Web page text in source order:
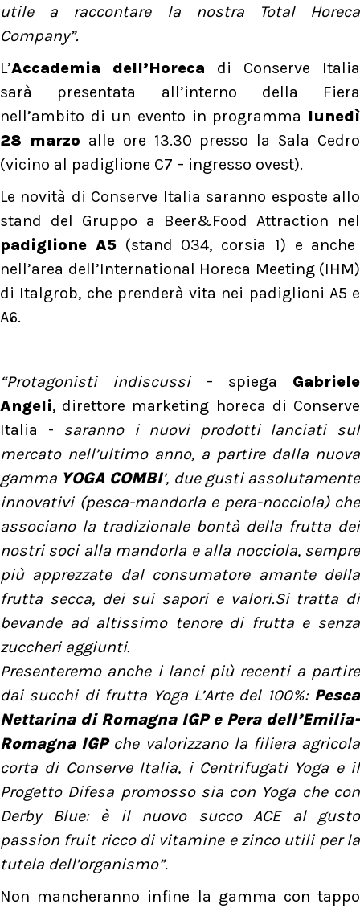
utile a raccontare la nostra Total Horeca
Company”.
L’Accademia dell’Horeca di Conserve Italia
sarà presentata all’interno della Fiera
nell’ambito di un evento in programma lunedì
28 marzo alle ore 13.30 presso la Sala Cedro
(vicino al padiglione C7 – ingresso ovest).
Le novità di Conserve Italia saranno esposte allo
stand del Gruppo a Beer&Food Attraction nel
padiglione A5(stand 034, corsia 1) e anche
nell’area dell’International Horeca Meeting (IHM)
di Italgrob, che prenderà vita nei padiglioni A5 e
A6.
“Protagonisti indiscussi– spiega Gabriele
Angeli, direttore marketing horeca di Conserve
Italia - saranno i nuovi prodotti lanciati sul
mercato nell’ultimo anno, a partire dalla nuova
gamma YOGA COMBI’, due gusti assolutamente
innovativi (pesca-mandorla e pera-nocciola) che
associano la tradizionale bontà della frutta dei
nostri soci alla mandorla e alla nocciola, sempre
più apprezzate dal consumatore amante della
frutta secca, dei sui sapori e valori.Si tratta di
bevande ad altissimo tenore di frutta e senza
zuccheri aggiunti.
Presenteremo anche i lanci più recenti a partire
dai succhi di frutta Yoga L’Arte del 100%: Pesca
Nettarina di Romagna IGP e Pera dell’Emilia-
Romagna IGPche valorizzano la filiera agricola
corta di Conserve Italia, i Centrifugati Yoga e il
Progetto Difesa promosso sia con Yoga che con
Derby Blue: è il nuovo succo ACE al gusto
passion fruit ricco di vitamine e zinco utili per la
tutela dell’organismo”.
Non mancheranno infine la gamma con tappo